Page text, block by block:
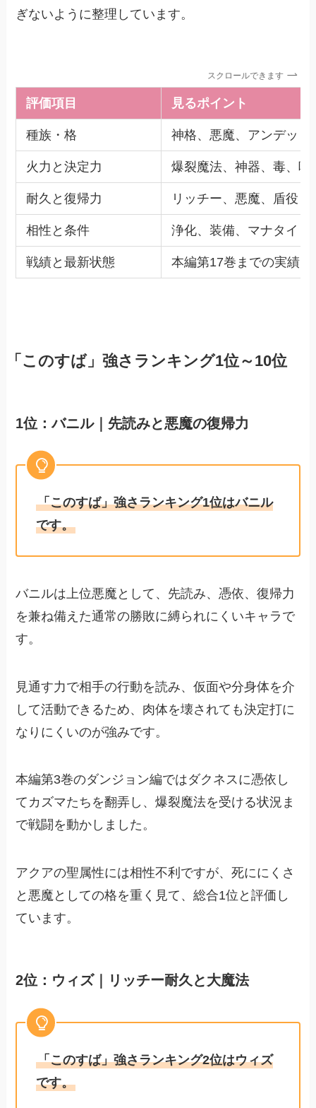
ぎないように整理しています。
スクロールできます
評価項目 見るポイント
種族・格 神格、悪魔、アンデッ
火力と決定力 爆裂魔法、神器、毒、
耐久と復帰力 リッチー、悪魔、盾役
相性と条件 浄化、装備、マナタイ
戦績と最新状態 本編第17巻までの実績と
「このすば」強さランキング1位～10位
1位：バニル｜先読みと悪魔の復帰力
「このすば」強さランキング1位はバニル
です。
バニルは上位悪魔として、先読み、憑依、復帰力
を兼ね備えた通常の勝敗に縛られにくいキャラで
す。
見通す力で相手の行動を読み、仮面や分身体を介
して活動できるため、肉体を壊されても決定打に
なりにくいのが強みです。
本編第3巻のダンジョン編ではダクネスに憑依し
てカズマたちを翻弄し、爆裂魔法を受ける状況ま
で戦闘を動かしました。
アクアの聖属性には相性不利ですが、死ににくさ
と悪魔としての格を重く見て、総合1位と評価し
ています。
2位：ウィズ｜リッチー耐久と大魔法
「このすば」強さランキング2位はウィズ
です。